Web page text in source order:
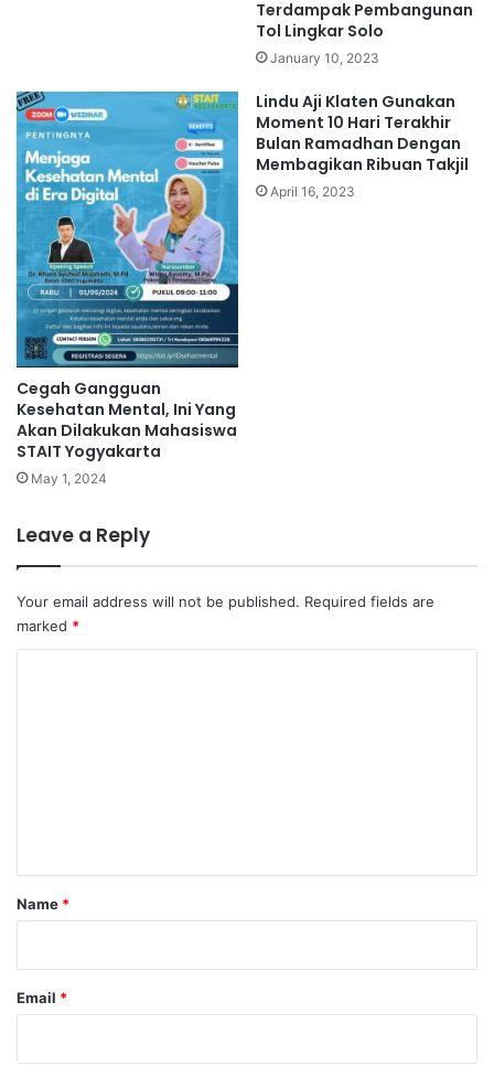
Terdampak Pembangunan
Tol Lingkar Solo
January 10, 2023
Cegah Gangguan
Kesehatan Mental, Ini Yang
Akan Dilakukan Mahasiswa
STAIT Yogyakarta
May 1, 2024
Lindu Aji Klaten Gunakan
Moment 10 Hari Terakhir
Bulan Ramadhan Dengan
Membagikan Ribuan Takjil
April 16, 2023
Leave a Reply
Your email address will not be published. Required fields are
marked *
Name *
Email *